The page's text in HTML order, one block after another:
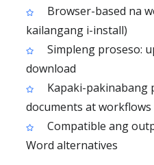
Browser-based na
kailangang i-install)
Simpleng proseso:
download
Kapaki-pakinabang
documents at workflows
Compatible ang
Word alternatives